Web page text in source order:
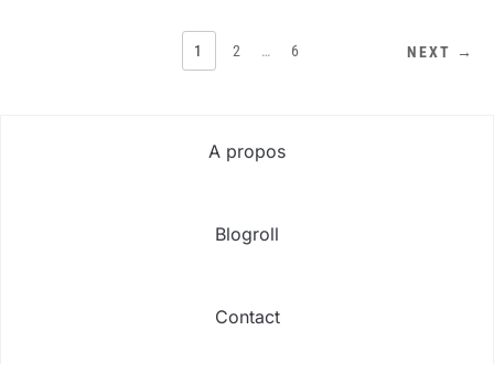
1 2 … 6 NEXT →
A propos
Blogroll
Contact